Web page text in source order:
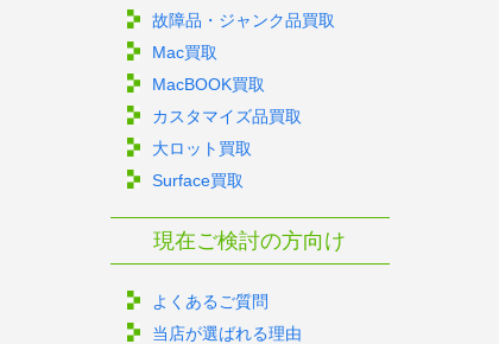
故障品・ジャンク品買取
Mac買取
MacBOOK買取
カスタマイズ品買取
大ロット買取
Surface買取
現在ご検討の方向け
よくあるご質問
当店が選ばれる理由